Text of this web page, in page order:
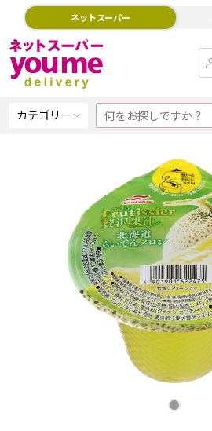
ネットスーパー
カテゴリー